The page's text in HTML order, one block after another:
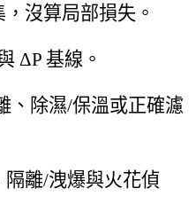
沒算局部損失。
ΔP 基線。
、除濕/保溫或正確濾
離/洩爆與火花偵